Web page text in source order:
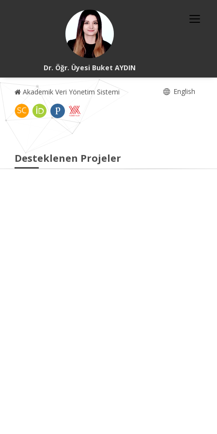
Dr. Öğr. Üyesi Buket AYDIN
Akademik Veri Yönetim Sistemi English
Desteklenen Projeler